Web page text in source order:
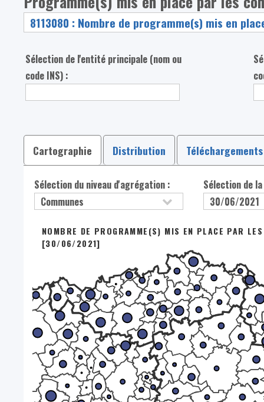
Sélection de l'entité principale (nom ou
code INS) :
Cartographie Distribution Téléchargements
Sélection du niveau d'agrégation : Sélection de
NOMBRE DE PROGRAMME(S) MIS EN PLACE PAR
[30/06/2021]